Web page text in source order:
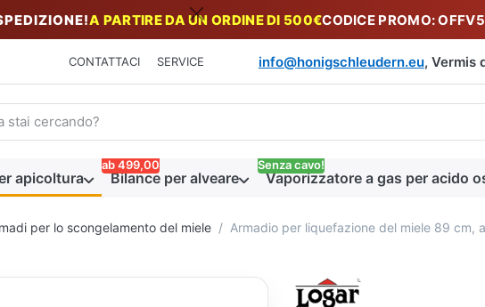
A PARTIRE DA UN ORDINE DI 500€CODICE PROMO:
CONTATTACI SERVICE info@honigschleudern.eu, Vermis
termine di ricerca. I primi risultati appaiono automaticamente durante la
apicoltura Bilance per alveare
ab 499,00
Vaporizzatore a gas per acido
Senza cavo!
per lo scongelamento del miele Armadio per liquefazione del miele 89 cm,